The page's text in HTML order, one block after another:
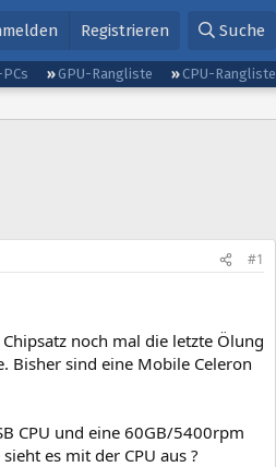
Registrieren Suche
GPU-Rangliste
CPU-Rangliste
#1
noch mal die letzte Ölung
Bisher sind eine Mobile Celeron
CPU und eine 60GB/5400rpm
es mit der CPU aus ?